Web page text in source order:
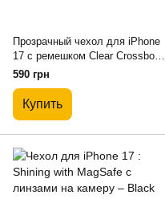
Прозрачный чехол для iPhone
17 c ремешком Clear Crossbody
Cobalt Blue
590 грн
Купить